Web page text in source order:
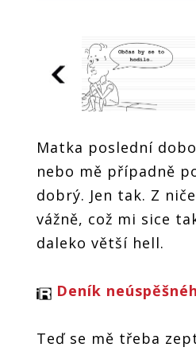
Deník neúspěšného
hudebníka (27.): Noty
Matka poslední
nebo mě případně
dobrý. Jen tak. Z
vážně, což mi sice
daleko větší hell.
Deník
Teď se mě třeba